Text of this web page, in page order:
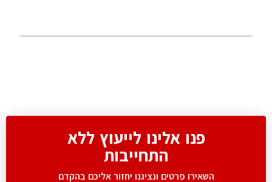
פנו אלינו לייעוץ ללא
התחייבות
השאירו פרטים ונציגנו יחזור אליכם בהקדם